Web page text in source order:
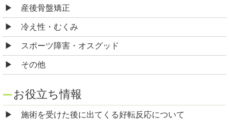
産後骨盤矯正
冷え性・むくみ
スポーツ障害・オスグッド
その他
お役立ち情報
施術を受けた後に出てくる好転反応について